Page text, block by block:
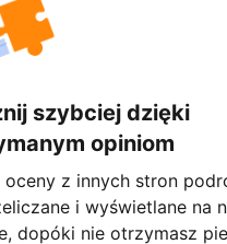
szybciej dzięki
opiniom
oceny z innych stron
i wyświetlane na
dopóki nie otrzymasz